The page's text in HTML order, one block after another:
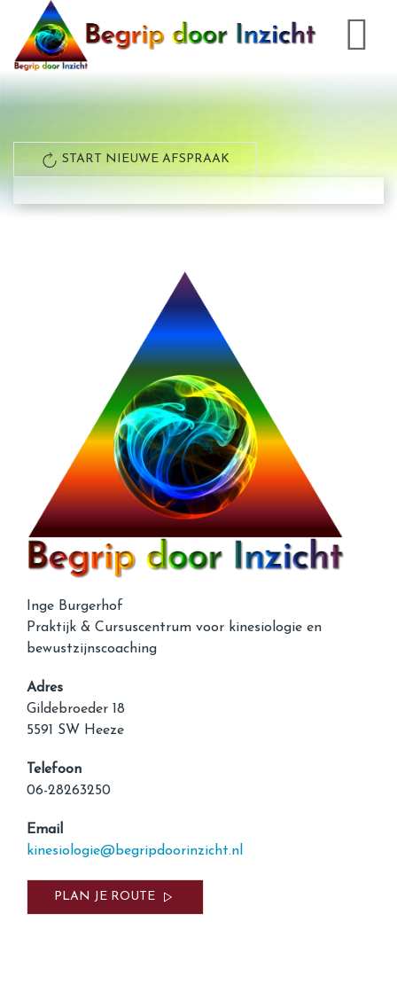
START NIEUWE AFSPRAAK
Inge Burgerhof
Praktijk & Cursuscentrum voor kinesiologie en
bewustzijnscoaching
Adres
Gildebroeder 18
5591 SW Heeze
Telefoon
06-28263250
Email
kinesiologie@begripdoorinzicht.nl
PLAN JE ROUTE